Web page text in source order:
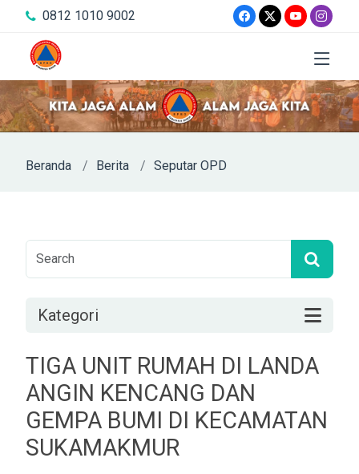
0812 1010 9002
Beranda Berita Seputar OPD
Kategori
TIGA UNIT RUMAH DI LANDA
ANGIN KENCANG DAN
GEMPA BUMI DI KECAMATAN
SUKAMAKMUR